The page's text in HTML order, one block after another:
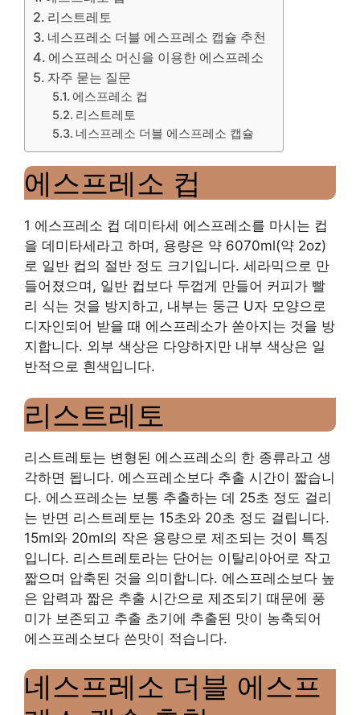
리스트레토
네스프레소 더블 에스프레소 캡슐 추천
에스프레소 머신을 이용한 에스프레소
자주 묻는 질문
에스프레소 컵
리스트레토
네스프레소 더블 에스프레소 캡슐
에스프레소 컵
1 에스프레소 컵 데미타세 에스프레소를 마시는 컵
을 데미타세라고 하며, 용량은 약 6070ml(약 2oz)
로 일반 컵의 절반 정도 크기입니다. 세라믹으로 만
들어졌으며, 일반 컵보다 두껍게 만들어 커피가 빨
리 식는 것을 방지하고, 내부는 둥근 U자 모양으로
디자인되어 받을 때 에스프레소가 쏟아지는 것을 방
지합니다. 외부 색상은 다양하지만 내부 색상은 일
반적으로 흰색입니다.
리스트레토
리스트레토는 변형된 에스프레소의 한 종류라고 생
각하면 됩니다. 에스프레소보다 추출 시간이 짧습니
다. 에스프레소는 보통 추출하는 데 25초 정도 걸리
는 반면 리스트레토는 15초와 20초 정도 걸립니다.
15ml와 20ml의 작은 용량으로 제조되는 것이 특징
입니다. 리스트레토라는 단어는 이탈리아어로 작고
짧으며 압축된 것을 의미합니다. 에스프레소보다 높
은 압력과 짧은 추출 시간으로 제조되기 때문에 풍
미가 보존되고 추출 초기에 추출된 맛이 농축되어
에스프레소보다 쓴맛이 적습니다.
네스프레소 더블 에스프